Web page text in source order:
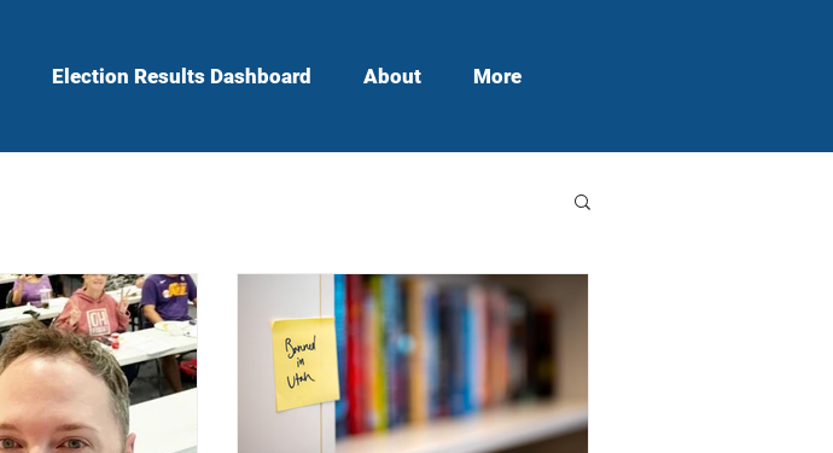
Election Results Dashboard About More